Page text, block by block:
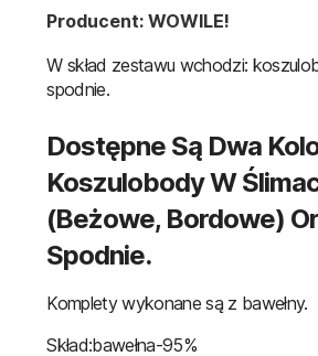
Producent: WOWILE!
W skład zestawu wchodzi:
spodnie.
Dostępne Są Dwa
Koszulobody W
(beżowe, Bordowe)
Spodnie.
Komplety wykonane są z bawełny.
Skład:bawełna-95%